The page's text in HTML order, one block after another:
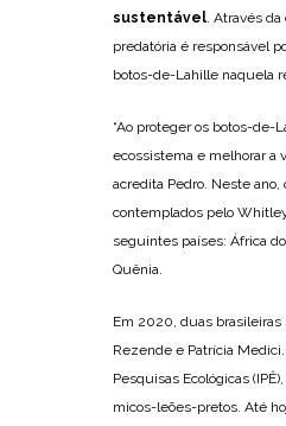
sustentável. Através
predatória é responsável
botos-de-Lahille naquela
“Ao proteger os botos-de-
ecossistema e melhorar a
acredita Pedro. Neste
contemplados pelo
seguintes países: África
Quênia.
Em 2020, duas brasileiras
Rezende e Patrícia
Pesquisas Ecológicas
micos-leões-pretos. Até